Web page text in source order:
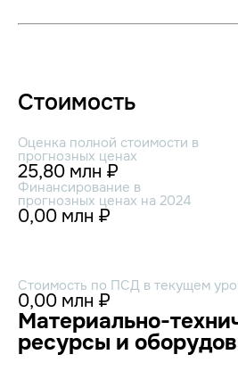
Стоимость
Оценка полной стоимости в
прогнозных ценах
25,80 млн ₽
Финансирование в
прогнозных ценах на 2024
0,00 млн ₽
Стоимость по ПСД в текущем
0,00 млн ₽
Материально-
ресурсы и